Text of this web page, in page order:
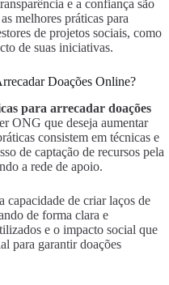
e a confiança são
melhores práticas para
de projetos sociais, como
de suas iniciativas.
Doações Online?
para arrecadar doações
ONG que deseja aumentar
consistem em técnicas e
de captação de recursos pela
a rede de apoio.
capacidade de criar laços de
de forma clara e
e o impacto social que
para garantir doações